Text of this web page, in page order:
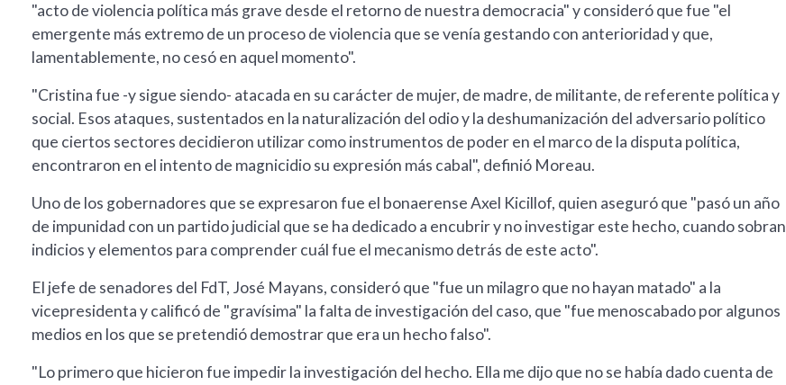
"acto de violencia política más grave desde el retorno de nuestra democracia" y consideró que fue "el
emergente más extremo de un proceso de violencia que se venía gestando con anterioridad y que,
lamentablemente, no cesó en aquel momento".
"Cristina fue -y sigue siendo- atacada en su carácter de mujer, de madre, de militante, de referente política y
social. Esos ataques, sustentados en la naturalización del odio y la deshumanización del adversario político
que ciertos sectores decidieron utilizar como instrumentos de poder en el marco de la disputa política,
encontraron en el intento de magnicidio su expresión más cabal", definió Moreau.
Uno de los gobernadores que se expresaron fue el bonaerense Axel Kicillof, quien aseguró que "pasó un año
de impunidad con un partido judicial que se ha dedicado a encubrir y no investigar este hecho, cuando sobran
indicios y elementos para comprender cuál fue el mecanismo detrás de este acto".
El jefe de senadores del FdT, José Mayans, consideró que "fue un milagro que no hayan matado" a la
vicepresidenta y calificó de "gravísima" la falta de investigación del caso, que "fue menoscabado por algunos
medios en los que se pretendió demostrar que era un hecho falso".
"Lo primero que hicieron fue impedir la investigación del hecho. Ella me dijo que no se había dado cuenta de